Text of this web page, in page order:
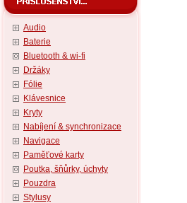
Audio
Baterie
Bluetooth & wi-fi
Držáky
Fólie
Klávesnice
Kryty
Nabíjení & synchronizace
Navigace
Paměťové karty
Poutka, šňůrky, úchyty
Pouzdra
Stylusy